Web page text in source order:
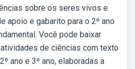
sobre os seres vivos e
apoio e gabarito para o 2º ano
Você pode baixar
de ciências com texto
ano e 3º ano, elaboradas a